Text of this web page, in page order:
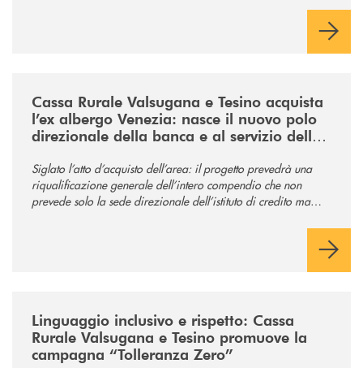
Cassa Rurale Valsugana e Tesino acquista
l’ex albergo Venezia: nasce il nuovo polo
direzionale della banca e al servizio della
Siglato l’atto d’acquisto dell’area: il progetto prevedrà una
riqualificazione generale dell’intero compendio che non
prevede solo la sede direzionale dell’istituto di credito ma
Linguaggio inclusivo e rispetto: Cassa
Rurale Valsugana e Tesino promuove la
campagna “Tolleranza Zero”